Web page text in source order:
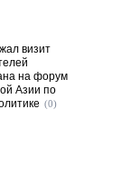
визит
на форум
Азии по
(0)